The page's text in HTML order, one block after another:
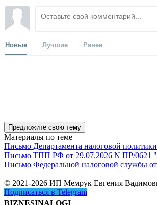
Новые Лучшие Ранее
Предложите свою тему
Материалы по теме
Письмо Департамента налоговой
Письмо ТПП РФ от 29.07.2026 N ПР/0621
Письмо Федеральной налоговой службы
© 2021-2026 ИП Мемрук Евгения
Подписаться в Telegram
BIZNESINALOGI